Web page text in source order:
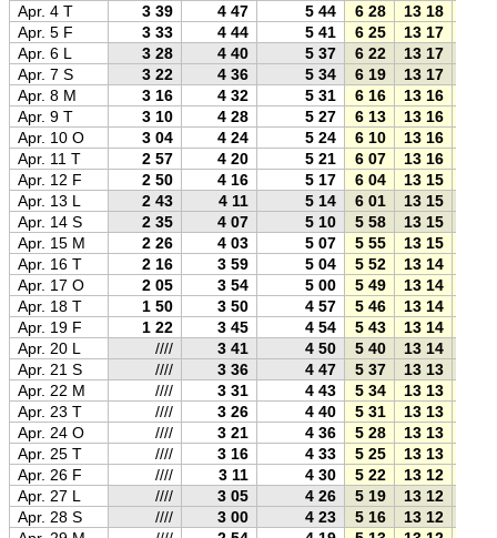
Apr. 4 T
3 39 4 47 5 44 6 28 13 18
Apr. 5 F
3 33 4 44 5 41 6 25 13 17
Apr. 6 L
3 28 4 40 5 37 6 22 13 17
Apr. 7 S
3 22 4 36 5 34 6 19 13 17
Apr. 8 M
3 16 4 32 5 31 6 16 13 16
Apr. 9 T
3 10 4 28 5 27 6 13 13 16
Apr. 10 O
3 04 4 24 5 24 6 10 13 16
Apr. 11 T
2 57 4 20 5 21 6 07 13 16
Apr. 12 F
2 50 4 16 5 17 6 04 13 15
Apr. 13 L
2 43 4 11 5 14 6 01 13 15
Apr. 14 S
2 35 4 07 5 10 5 58 13 15
Apr. 15 M
2 26 4 03 5 07 5 55 13 15
Apr. 16 T
2 16 3 59 5 04 5 52 13 14
Apr. 17 O
2 05 3 54 5 00 5 49 13 14
Apr. 18 T
1 50 3 50 4 57 5 46 13 14
Apr. 19 F
1 22 3 45 4 54 5 43 13 14
Apr. 20 L
//// 3 41 4 50 5 40 13 14
Apr. 21 S
//// 3 36 4 47 5 37 13 13
Apr. 22 M
//// 3 31 4 43 5 34 13 13
Apr. 23 T
//// 3 26 4 40 5 31 13 13
Apr. 24 O
//// 3 21 4 36 5 28 13 13
Apr. 25 T
//// 3 16 4 33 5 25 13 13
Apr. 26 F
//// 3 11 4 30 5 22 13 12
Apr. 27 L
//// 3 05 4 26 5 19 13 12
Apr. 28 S
//// 3 00 4 23 5 16 13 12